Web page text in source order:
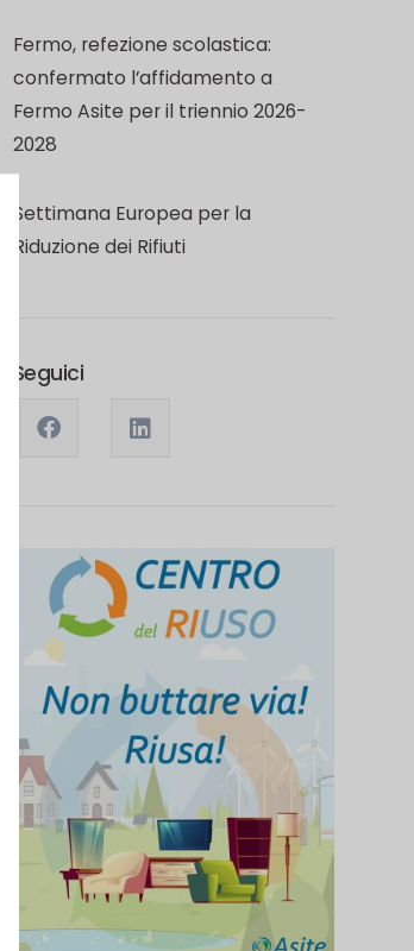
Fermo, refezione scolastica:
confermato l’affidamento a
Fermo Asite per il triennio 2026-
2028
Settimana Europea per la
Riduzione dei Rifiuti
Seguici